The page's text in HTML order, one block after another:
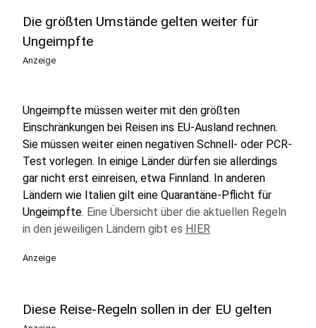
Die größten Umstände gelten weiter für
Ungeimpfte
Anzeige
Ungeimpfte müssen weiter mit den größten
Einschränkungen bei Reisen ins EU-Ausland rechnen.
Sie müssen weiter einen negativen Schnell- oder PCR-
Test vorlegen. In einige Länder dürfen sie allerdings
gar nicht erst einreisen, etwa Finnland. In anderen
Ländern wie Italien gilt eine Quarantäne-Pflicht für
Ungeimpfte. Eine Übersicht über die aktuellen Regeln
in den jeweiligen Ländern gibt es HIER
Anzeige
Diese Reise-Regeln sollen in der EU gelten